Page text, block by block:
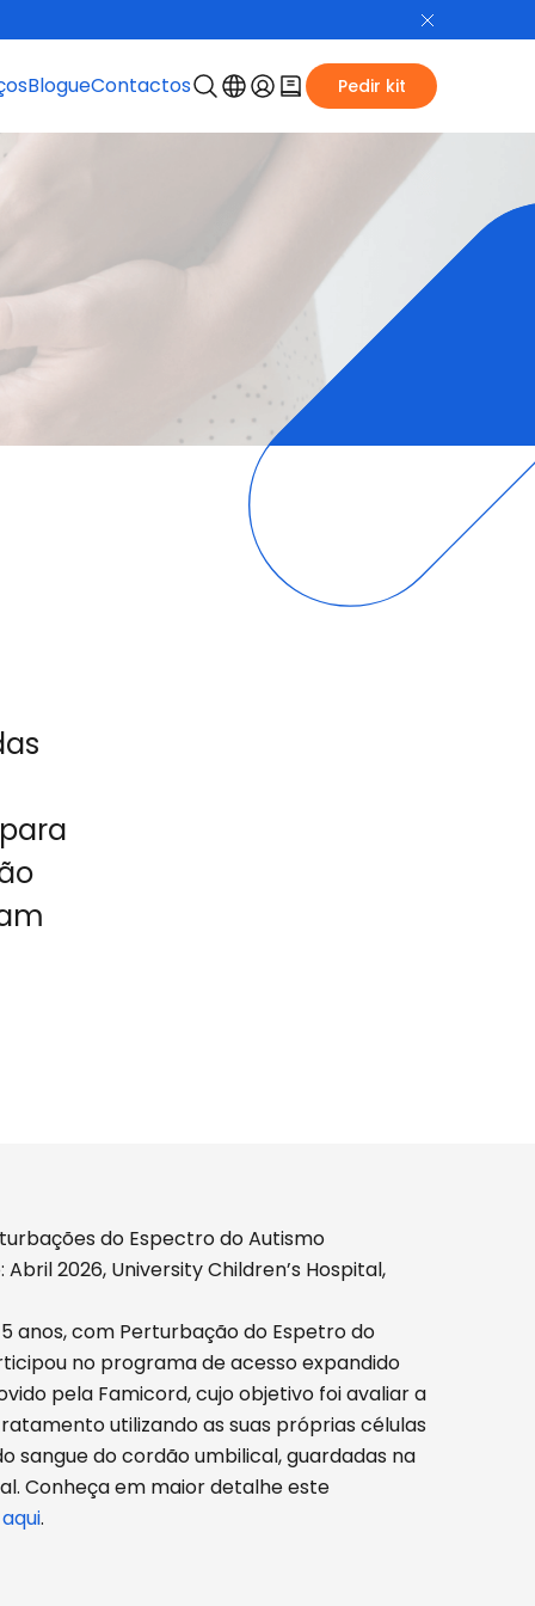
BlogueContactos Pedir kit
do Espectro do Autismo
2026, University Children’s Hospital,
anos, com Perturbação do Espetro do
no programa de acesso expandido
pela Famicord, cujo objetivo foi avaliar a
utilizando as suas próprias células
sangue do cordão umbilical, guardadas na
Conheça em maior detalhe este
aqui.